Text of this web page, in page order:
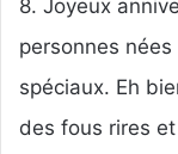
8. Joyeux
personnes
spéciaux. Eh
des fous rires